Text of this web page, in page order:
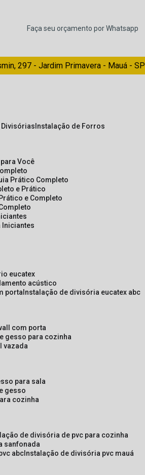
Faça seu orçamento por Whatsapp
297 - Jardim Primavera - Mauá - SP
Divisórias Instalação de Forros
Você
Prático Completo
e Prático
e Completo
Iniciantes
eucatex
acústico
porta instalação de divisória eucatex abc
com porta
gesso para cozinha
vazada
para sala
gesso
cozinha
de divisória de pvc para cozinha
sanfonada
abc instalação de divisória pvc mauá